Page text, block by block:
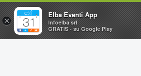
Home
×
Elba Eventi App
Infoelba srl
GRATIS - su Google Play